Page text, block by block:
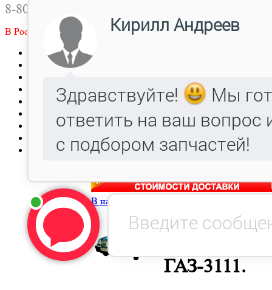
8-800-505-0117
В Ростове на Дону: +7(938)515-9439
Главная
Заявка
Автокаталог
Металлообработка, Литье чугуна и стали.
Гарантия
Оптовым клиентам
Доставка
Контакты
В начало
ГАЗ-3111.